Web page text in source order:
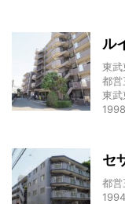
ル
東武
都営
東武
セ
都営